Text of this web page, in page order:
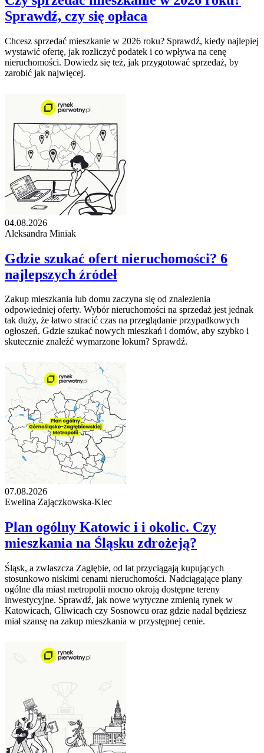
Sprawdź, czy się opłaca
Chcesz sprzedać mieszkanie w 2026 roku? Sprawdź, kiedy najlepiej
wystawić ofertę, jak rozliczyć podatek i co wpływa na cenę
nieruchomości. Dowiedz się też, jak przygotować sprzedaż, by
zarobić jak najwięcej.
04.08.2026
Aleksandra Miniak
Gdzie szukać ofert nieruchomości? 6
najlepszych źródeł
Zakup mieszkania lub domu zaczyna się od znalezienia
odpowiedniej oferty. Wybór nieruchomości na sprzedaż jest jednak
tak duży, że łatwo stracić czas na przeglądanie przypadkowych
ogłoszeń. Gdzie szukać nowych mieszkań i domów, aby szybko i
skutecznie znaleźć wymarzone lokum? Sprawdź.
07.08.2026
Ewelina Zajączkowska-Klec
Plan ogólny Katowic i i okolic. Czy
mieszkania na Śląsku zdrożeją?
Śląsk, a zwłaszcza Zagłębie, od lat przyciągają kupujących
stosunkowo niskimi cenami nieruchomości. Nadciągające plany
ogólne dla miast metropolii mocno okroją dostępne tereny
inwestycyjne. Sprawdź, jak nowe wytyczne zmienią rynek w
Katowicach, Gliwicach czy Sosnowcu oraz gdzie nadal będziesz
miał szansę na zakup mieszkania w przystępnej cenie.